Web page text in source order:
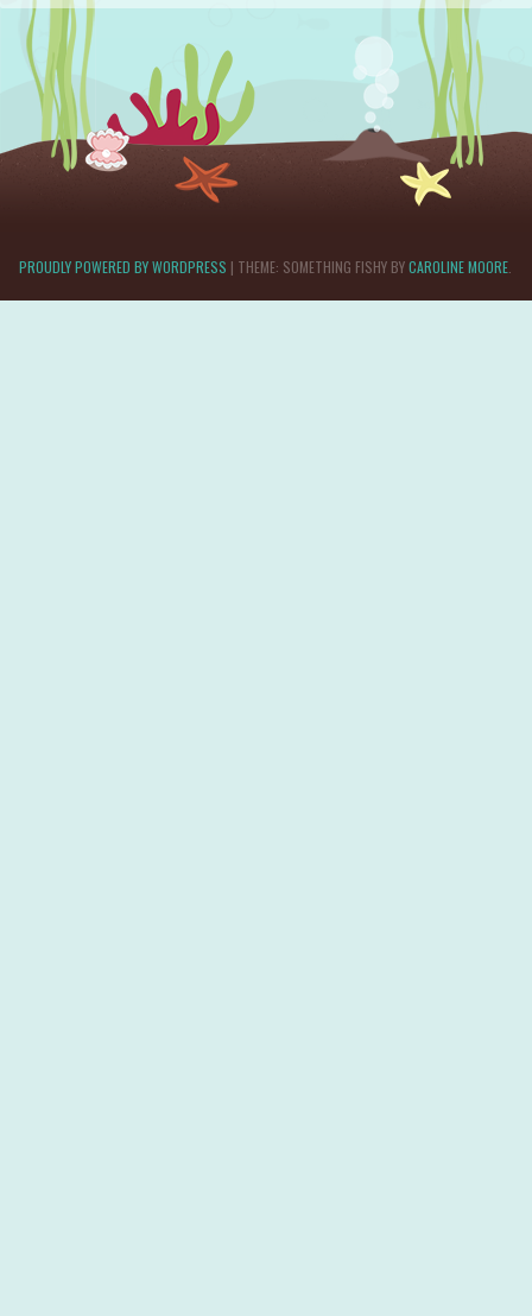
PROUDLY POWERED BY WORDPRESS | THEME: SOMETHING FISHY BYCAROLINE MOORE